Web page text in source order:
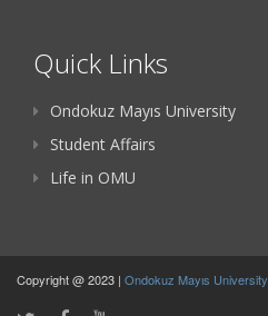
Quick Links
Ondokuz Mayıs University
Student Affairs
Life in OMU
Copyright @ 2023 | Ondokuz Mayıs University